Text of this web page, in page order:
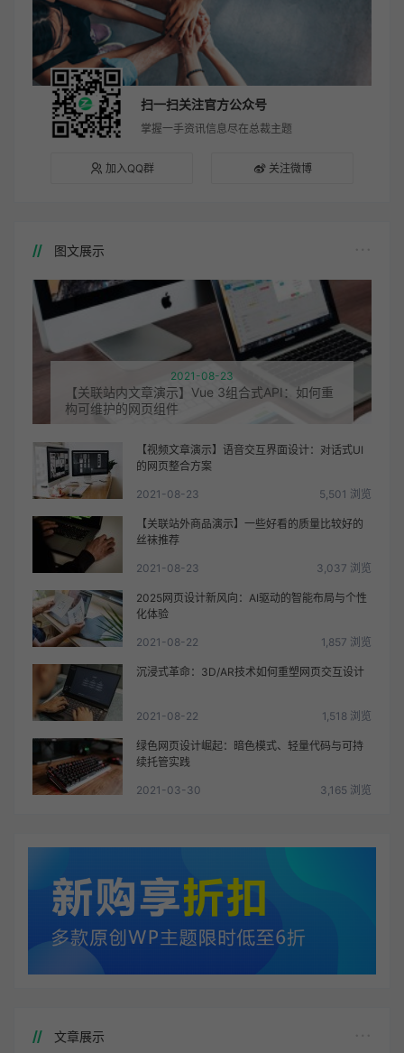
扫一扫关注官方公众号
掌握一手资讯信息尽在总裁主题
加入QQ群 关注微博
图文展示
2021-08-23
【关联站内文章演示】Vue 3组合式API：如何重
构可维护的网页组件
【视频文章演示】语音交互界面设计：对话式UI
的网页整合方案
2021-08-23 5,501 浏览
【关联站外商品演示】一些好看的质量比较好的
丝袜推荐
2021-08-23 3,037 浏览
2025网页设计新风向：AI驱动的智能布局与个性
化体验
2021-08-22 1,857 浏览
沉浸式革命：3D/AR技术如何重塑网页交互设计
2021-08-22 1,518 浏览
绿色网页设计崛起：暗色模式、轻量代码与可持
续托管实践
2021-03-30 3,165 浏览
文章展示